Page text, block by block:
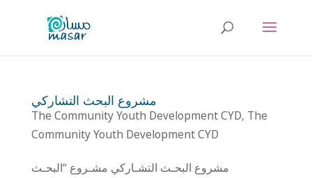
مشروع البحث التشاركي
The Community Youth Development CYD, The
Community Youth Development CYD
مشروع البحـث التشـاركي مشـروع ʺالبحـث